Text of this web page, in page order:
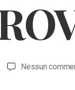
Nessun